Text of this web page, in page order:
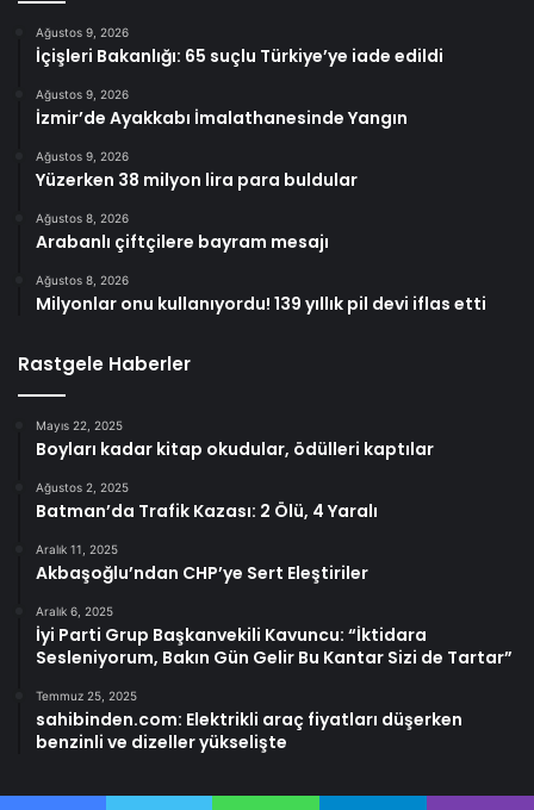
Ağustos 9, 2026
İçişleri Bakanlığı: 65 suçlu Türkiye’ye iade edildi
Ağustos 9, 2026
İzmir’de Ayakkabı İmalathanesinde Yangın
Ağustos 9, 2026
Yüzerken 38 milyon lira para buldular
Ağustos 8, 2026
Arabanlı çiftçilere bayram mesajı
Ağustos 8, 2026
Milyonlar onu kullanıyordu! 139 yıllık pil devi iflas etti
Rastgele Haberler
Mayıs 22, 2025
Boyları kadar kitap okudular, ödülleri kaptılar
Ağustos 2, 2025
Batman’da Trafik Kazası: 2 Ölü, 4 Yaralı
Aralık 11, 2025
Akbaşoğlu’ndan CHP’ye Sert Eleştiriler
Aralık 6, 2025
İyi Parti Grup Başkanvekili Kavuncu: “İktidara
Sesleniyorum, Bakın Gün Gelir Bu Kantar Sizi de Tartar”
Temmuz 25, 2025
sahibinden.com: Elektrikli araç fiyatları düşerken
benzinli ve dizeller yükselişte